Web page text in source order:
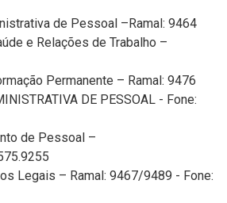
de Pessoal –Ramal: 9464
e Relações de Trabalho –
Permanente – Ramal: 9476
DE PESSOAL - Fone:
de Pessoal –
Legais – Ramal: 9467/9489 - Fone: